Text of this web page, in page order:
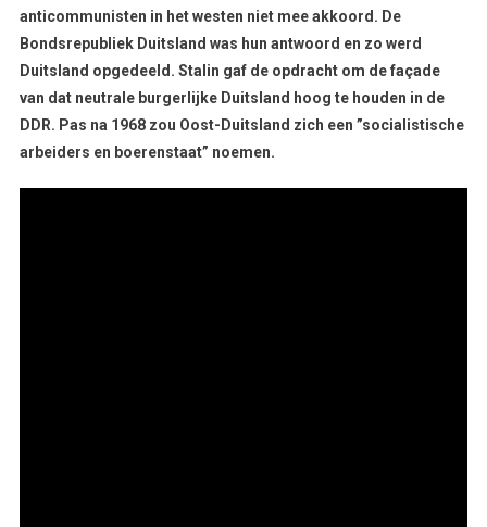
anticommunisten in het westen niet mee akkoord. De
Bondsrepubliek Duitsland was hun antwoord en zo werd
Duitsland opgedeeld. Stalin gaf de opdracht om de façade
van dat neutrale burgerlijke Duitsland hoog te houden in de
DDR. Pas na 1968 zou Oost-Duitsland zich een ”socialistische
arbeiders en boerenstaat” noemen.